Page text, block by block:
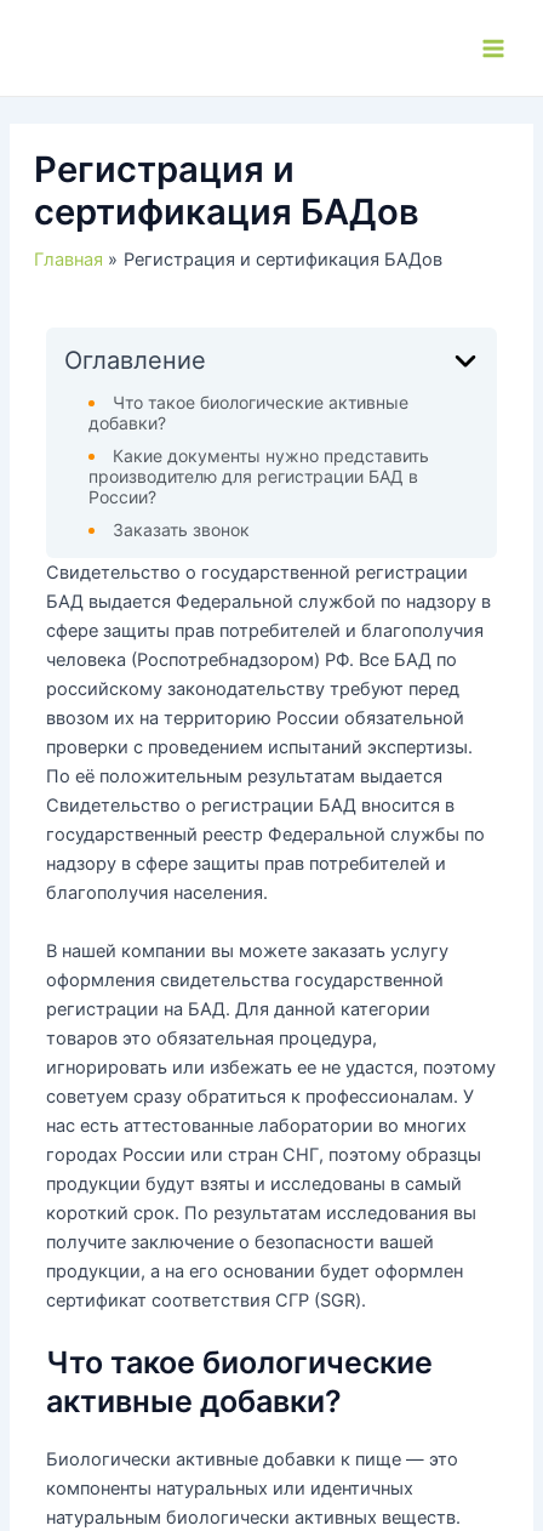
Регистрация и
сертификация БАДов
Главная Регистрация и сертификация БАДов
Оглавление
Что такое биологические активные
добавки?
Какие документы нужно представить
производителю для регистрации БАД в
России?
Заказать звонок
Свидетельство о государственной регистрации
БАД выдается Федеральной службой по надзору в
сфере защиты прав потребителей и благополучия
человека (Роспотребнадзором) РФ. Все БАД по
российскому законодательству требуют перед
ввозом их на территорию России обязательной
проверки с проведением испытаний экспертизы.
По её положительным результатам выдается
Свидетельство о регистрации БАД вносится в
государственный реестр Федеральной службы по
надзору в сфере защиты прав потребителей и
благополучия населения.
В нашей компании вы можете заказать услугу
оформления свидетельства государственной
регистрации на БАД. Для данной категории
товаров это обязательная процедура,
игнорировать или избежать ее не удастся, поэтому
советуем сразу обратиться к профессионалам. У
нас есть аттестованные лаборатории во многих
городах России или стран СНГ, поэтому образцы
продукции будут взяты и исследованы в самый
короткий срок. По результатам исследования вы
получите заключение о безопасности вашей
продукции, а на его основании будет оформлен
сертификат соответствия СГР (SGR).
Что такое биологические
активные добавки?
Биологически активные добавки к пище — это
компоненты натуральных или идентичных
натуральным биологически активных веществ.